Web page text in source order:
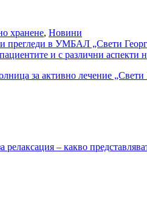
хранене, Новини
прегледи в УМБАЛ „Свети
и с различни аспекти
релаксация – какво